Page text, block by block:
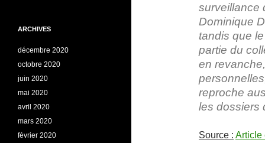
surveillance
Dominique
tandis que
partie du
en
reproche
les dossiers
Source : Article
ARCHIVES
décembre 2020
octobre 2020
juin 2020
mai 2020
avril 2020
mars 2020
février 2020